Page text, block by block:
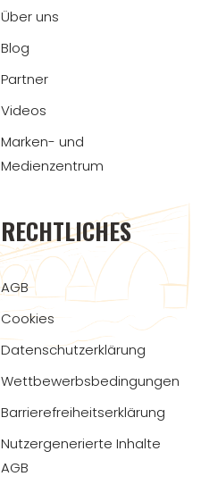
Über uns
Blog
Partner
Videos
Marken- und
Medienzentrum
RECHTLICHES
AGB
Cookies
Datenschutzerklärung
Wettbewerbsbedingungen
Barrierefreiheitserklärung
Nutzergenerierte Inhalte
AGB